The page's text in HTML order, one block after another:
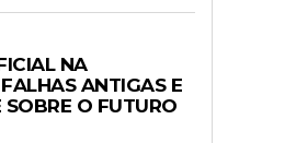
NA
ANTIGAS E
SOBRE O FUTURO